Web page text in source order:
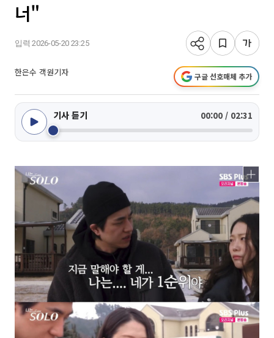
너"
입력 2026-05-20 23:25
한은수 객원기자 구글 선호매체 추가
기사 듣기 00:00 / 02:31